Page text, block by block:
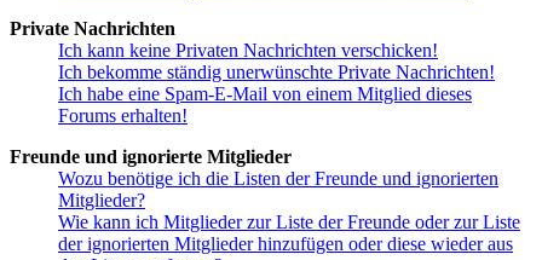
Private Nachrichten
Ich kann keine Privaten Nachrichten verschicken!
Ich bekomme ständig unerwünschte Private Nachrichten!
Ich habe eine Spam-E-Mail von einem Mitglied dieses
Forums erhalten!
Freunde und ignorierte Mitglieder
Wozu benötige ich die Listen der Freunde und ignorierten
Mitglieder?
Wie kann ich Mitglieder zur Liste der Freunde oder zur Liste
der ignorierten Mitglieder hinzufügen oder diese wieder aus